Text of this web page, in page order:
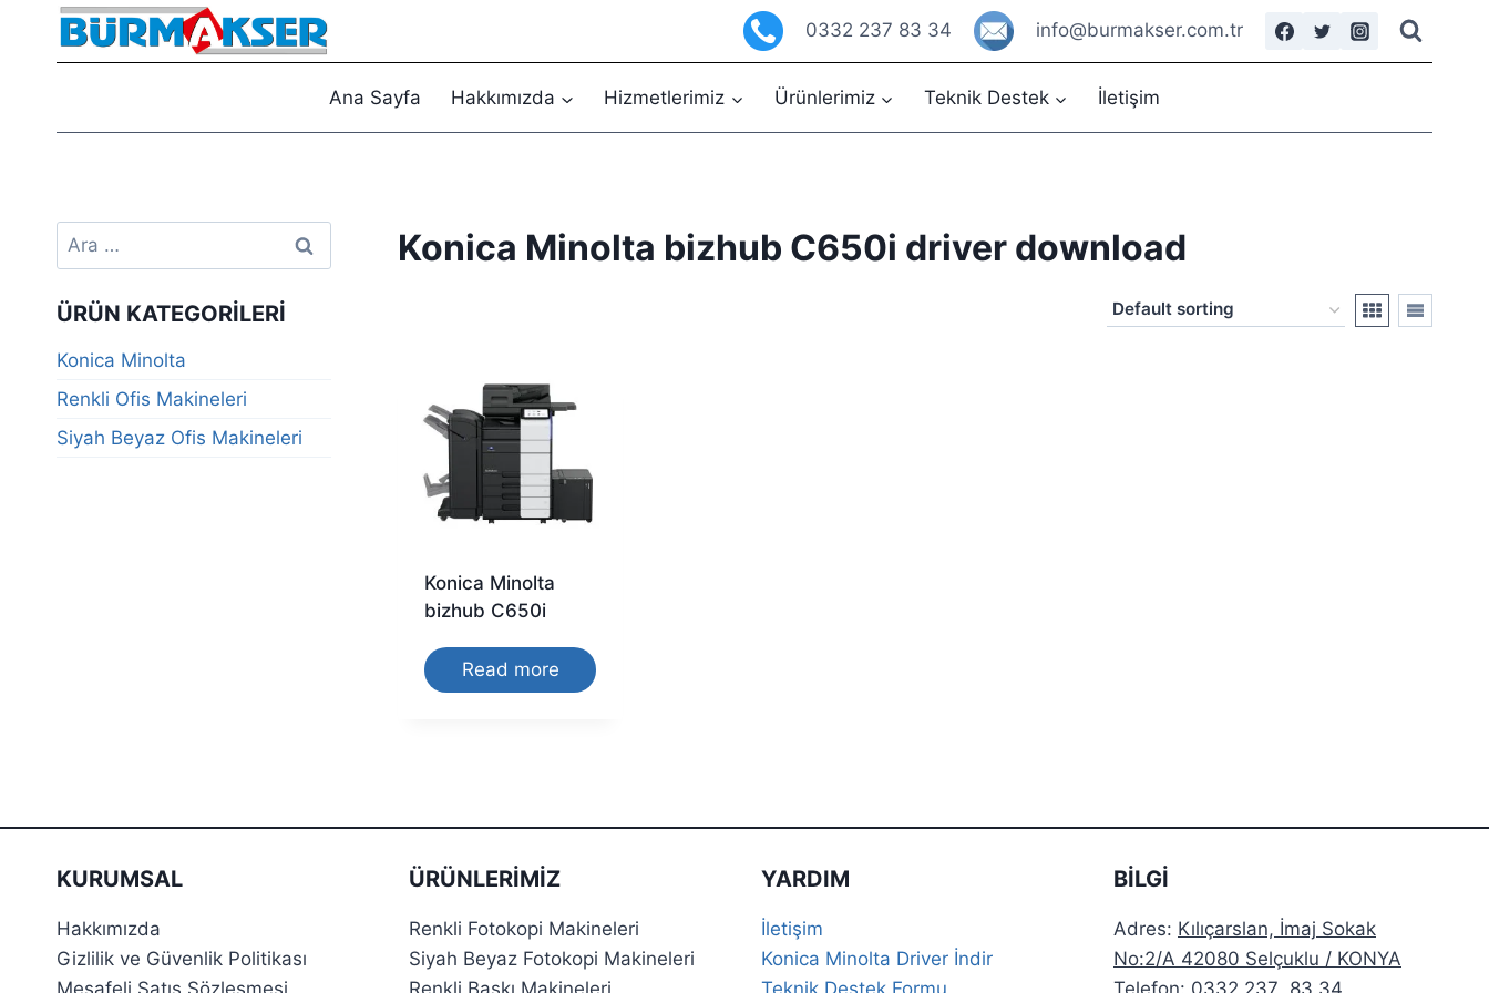
0332 237 83 34 info@burmakser.com.tr
Ana Sayfa Hakkımızda Hizmetlerimiz Ürünlerimiz Teknik Destek İletişim
Konica Minolta bizhub C650i driver download
Konica Minolta
bizhub C650i
Read more
Arama:
ÜRÜN KATEGORILERI
Konica Minolta
Renkli Ofis Makineleri
Siyah Beyaz Ofis Makineleri
KURUMSAL
Hakkımızda
Gizlilik ve Güvenlik Politikası
Mesafeli Satış Sözleşmesi
ÜRÜNLERIMIZ
Renkli Fotokopi Makineleri
Siyah Beyaz Fotokopi Makineleri
Renkli Baskı Makineleri
YARDIM
İletişim
Konica Minolta Driver İndir
Teknik Destek Formu
BİLGİ
Adres: Kılıçarslan, İmaj Sokak
No:2/A 42080 Selçuklu / KONYA
Telefon: 0332 237 83 34